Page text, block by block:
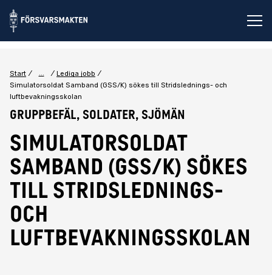
Start ...
Lediga jobb
Simulatorsoldat Samband (GSS/K) sökes till Stridslednings- och
luftbevakningsskolan
Gruppbefäl, Soldater, Sjömän
Simulatorsoldat
Samband (GSS/K) sökes
till Stridslednings-
och
luftbevakningsskolan